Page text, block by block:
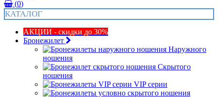
(0)
КАТАЛОГ
АКЦИИ - скидки до 30%
Бронежилет
Наружного
ношения
Скрытого
ношения
VIP серии